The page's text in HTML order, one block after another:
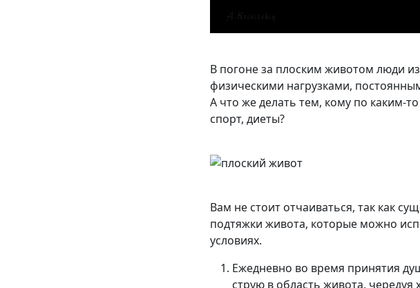
В погоне за плоским животом люди
физическими нагрузками,
А что же делать тем, кому по каким-
спорт, диеты?
Вам не стоит отчаиваться, так как
подтяжки живота, которые можно
условиях.
Ежедневно во время принятия
струю в область живота, чередуя